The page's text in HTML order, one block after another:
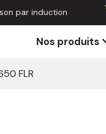
par induction
Nos produits
FLR